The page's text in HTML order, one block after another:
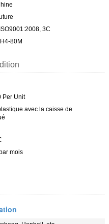
3C
80M
Per Unit
avec la caisse de
mois